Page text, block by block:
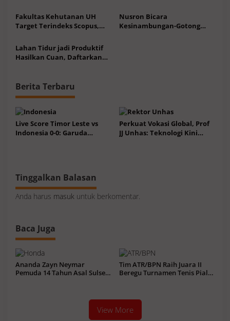
Fakultas Kehutanan UH
Target Terindeks Scopus,
Internasional
Nusron Bicara
Kesinambungan-Gotong
Lahan Tidur jadi Produktif
Hasilkan Cuan, Daftarkan
Berita Terbaru
Live Score Timor Leste vs
Indonesia 0-0: Garuda
Perkuat Vokasi Global, Prof
JJ Unhas: Teknologi Kini
Tinggalkan Balasan
Anda harus masuk untuk berkomentar.
Baca Juga
Ananda Zayn Neymar
Pemuda 14 Tahun Asal Sulsel
Tim ATR/BPN Raih Juara II
Beregu Turnamen Tenis Piala
View More